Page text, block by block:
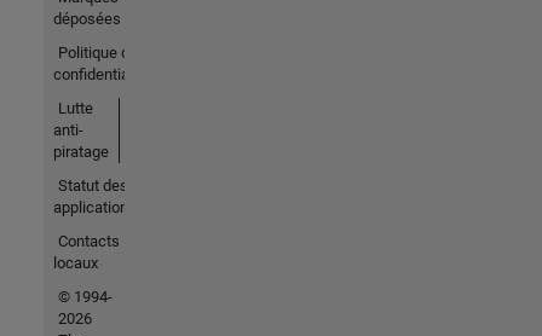
déposées
Politique de
confidentialité
Lutte
anti-
piratage
Statut des
applications
Contacts
locaux
© 1994-
2026